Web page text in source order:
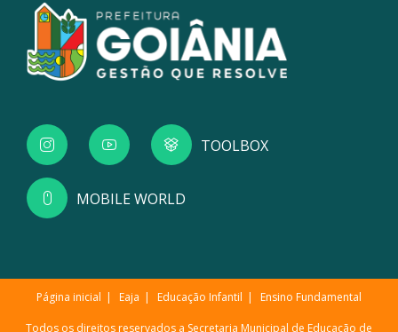
TOOLBOX
MOBILE WORLD
Página inicial Eaja Educação Infantil Ensino Fundamental
Todos os direitos reservados a Secretaria Municipal de Educação de